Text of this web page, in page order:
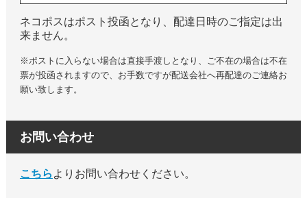
ネコポスはポスト投函となり、配達日時のご指定は出
来ません。
※ポストに入らない場合は直接手渡しとなり、ご不在の場合は不在
票が投函されますので、お手数ですが配送会社へ再配達のご連絡お
願い致します。
お問い合わせ
こちら よりお問い合わせください。